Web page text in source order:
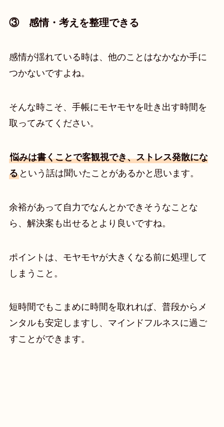
③ 感情・考えを整理できる
感情が揺れている時は、他のことはなかなか手に
つかないですよね。
そんな時こそ、手帳にモヤモヤを吐き出す時間を
取ってみてください。
悩みは書くことで客観視でき、ストレス発散にな
るという話は聞いたことがあるかと思います。
余裕があって自力でなんとかできそうなことな
ら、解決案も出せるとより良いですね。
ポイントは、モヤモヤが大きくなる前に処理して
しまうこと。
短時間でもこまめに時間を取れれば、普段からメ
ンタルも安定しますし、マインドフルネスに過ご
すことができます。